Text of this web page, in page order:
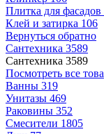
Плитка для фасадов
Клей и затирка 106
Вернуться обратно
Сантехника 3589
Сантехника 3589
Посмотреть все
Ванны 319
Унитазы 469
Раковины 352
Смесители 1805